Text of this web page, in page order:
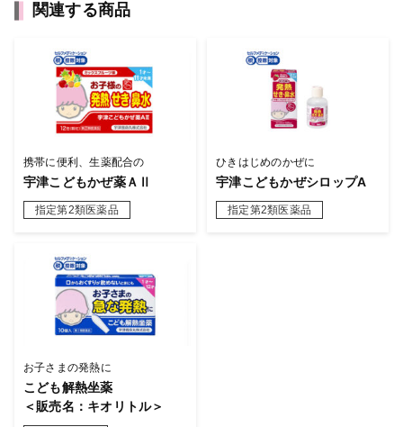
関連する商品
携帯に便利、生薬配合の
宇津こどもかぜ薬ＡⅡ
指定第2類医薬品
ひきはじめのかぜに
宇津こどもかぜシロップA
指定第2類医薬品
お子さまの発熱に
こども解熱坐薬
＜販売名：キオリトル＞